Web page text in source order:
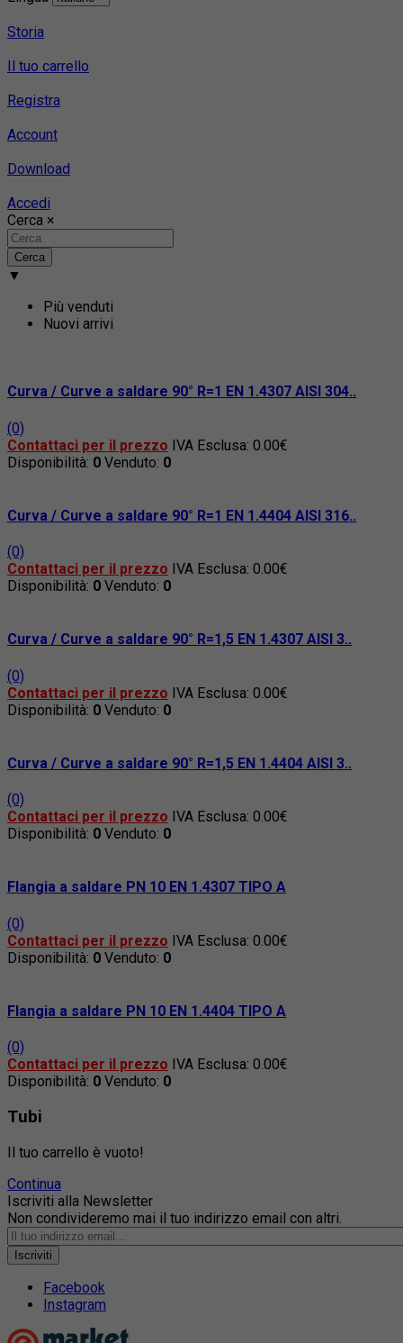
Storia
Il tuo carrello
Registra
Account
Download
Accedi
Cerca ×
Cerca
▼
Più venduti
Nuovi arrivi
Curva / Curve a saldare 90° R=1 EN 1.4307 AISI 304..
(0)
Contattaci per il prezzo IVA Esclusa: 0.00€
Disponibilità: 0 Venduto: 0
Curva / Curve a saldare 90° R=1 EN 1.4404 AISI 316..
(0)
Contattaci per il prezzo IVA Esclusa: 0.00€
Disponibilità: 0 Venduto: 0
Curva / Curve a saldare 90° R=1,5 EN 1.4307 AISI 3..
(0)
Contattaci per il prezzo IVA Esclusa: 0.00€
Disponibilità: 0 Venduto: 0
Curva / Curve a saldare 90° R=1,5 EN 1.4404 AISI 3..
(0)
Contattaci per il prezzo IVA Esclusa: 0.00€
Disponibilità: 0 Venduto: 0
Flangia a saldare PN 10 EN 1.4307 TIPO A
(0)
Contattaci per il prezzo IVA Esclusa: 0.00€
Disponibilità: 0 Venduto: 0
Flangia a saldare PN 10 EN 1.4404 TIPO A
(0)
Contattaci per il prezzo IVA Esclusa: 0.00€
Disponibilità: 0 Venduto: 0
Tubi
Il tuo carrello è vuoto!
Continua
Iscriviti alla Newsletter
Non condivideremo mai il tuo indirizzo email con altri.
Iscriviti
Facebook
Instagram